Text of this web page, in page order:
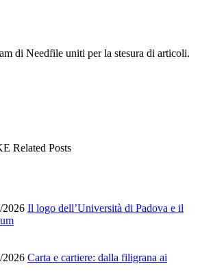
di Needfile uniti per la stesura di articoli.
Related Posts
2026 Il logo dell’Università di Padova e il
2026 Carta e cartiere: dalla filigrana ai